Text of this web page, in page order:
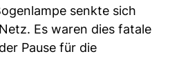
senkte sich
Es waren dies fatale
Pause für die